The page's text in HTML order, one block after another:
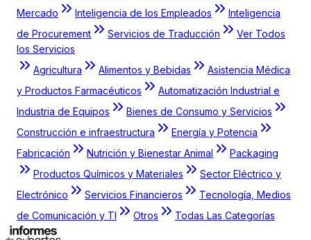
Mercado
Inteligencia de los Empleados
Inteligencia
de Procurement
Servicios de Traducción
Ver Todos
los Servicios
Agricultura
Alimentos y Bebidas
Asistencia Médica
y Productos Farmacéuticos
Automatización Industrial e
Industria de Equipos
Bienes de Consumo y Servicios
Construcción e infraestructura
Energía y Potencia
Fabricación
Nutrición y Bienestar Animal
Packaging
Productos Químicos y Materiales
Sector Eléctrico y
Electrónico
Servicios Financieros
Tecnología, Medios
de Comunicación y TI
Otros Todas Las Categorías